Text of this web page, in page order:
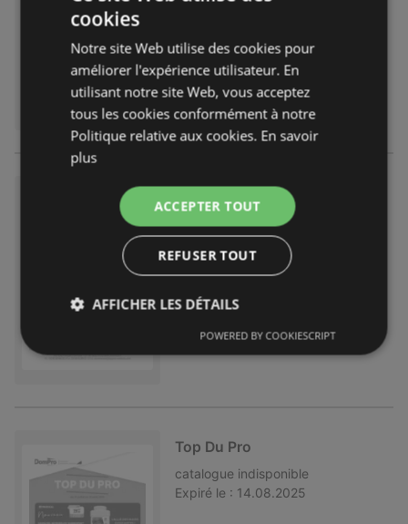
Expiré le : 31.03.2026
indisponible
Expiré le : 11.09.2025
Top Du Pro
catalogue indisponible
Expiré le : 14.08.2025
cookies
Notre site Web utilise des cookies pour
améliorer l'expérience utilisateur. En
utilisant notre site Web, vous acceptez
tous les cookies conformément à notre
Politique relative aux cookies. En savoir
plus
ACCEPTER TOUT
REFUSER TOUT
AFFICHER LES DÉTAILS
POWERED BY COOKIESCRIPT